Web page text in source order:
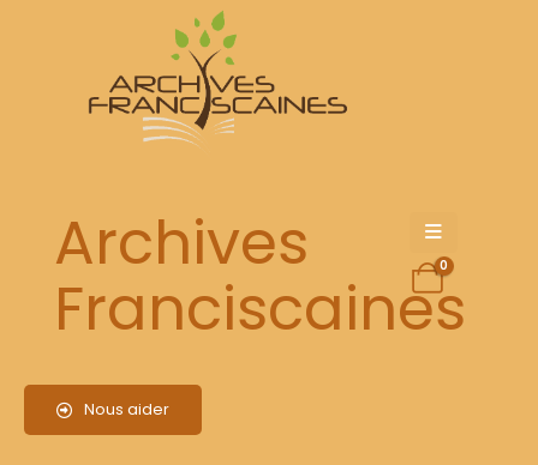
Archives
Franciscaines
Nous aider
0